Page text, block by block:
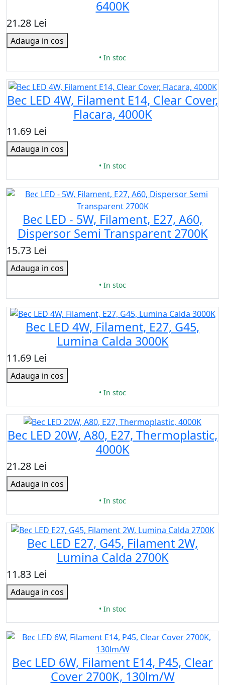
6400K
21.28 Lei
Adauga in cos
• In stoc
Bec LED 4W, Filament E14, Clear Cover,
Flacara, 4000K
11.69 Lei
Adauga in cos
• In stoc
Bec LED - 5W, Filament, E27, A60,
Dispersor Semi Transparent 2700K
15.73 Lei
Adauga in cos
• In stoc
Bec LED 4W, Filament, E27, G45,
Lumina Calda 3000K
11.69 Lei
Adauga in cos
• In stoc
Bec LED 20W, A80, Е27, Thermoplastic,
4000K
21.28 Lei
Adauga in cos
• In stoc
Bec LED E27, G45, Filament 2W,
Lumina Calda 2700K
11.83 Lei
Adauga in cos
• In stoc
Bec LED 6W, Filament E14, P45, Clear
Cover 2700K, 130lm/W